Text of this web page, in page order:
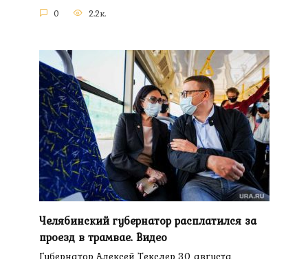
0 2.2к.
Челябинский губернатор расплатился за
проезд в трамвае. Видео